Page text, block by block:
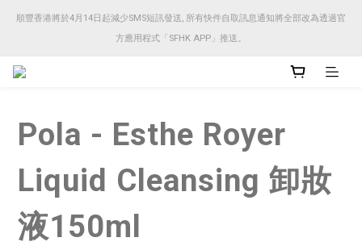
順豐香港將於4月14日起減少SMS短訊發送, 所有快件自取訊息通知將全部改為透過官
方應用程式「SFHK APP」推送。
順豐香港將於4月14日起減少SMS短訊發送, 所有快件自取訊息通知將全部改為透過官
方應用程式「SFHK APP」推送。
順豐香港將於4月14日起減少SMS短訊發送, 所有快件自取訊息通知將全部改為透過官
方應用程式「SFHK APP」推送。
Pola - Esthe Royer
Liquid Cleansing 卸妝
液150ml